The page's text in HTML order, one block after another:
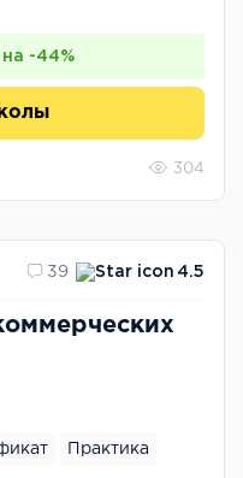
-44%
304
39 4.5
Практика